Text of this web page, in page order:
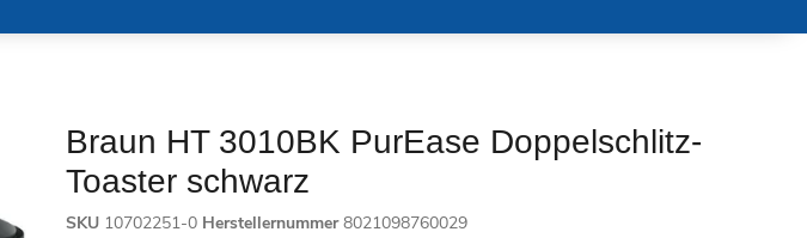
Braun HT 3010BK PurEase Doppelschlitz-
Toaster schwarz
SKU 10702251-0 Herstellernummer 8021098760029